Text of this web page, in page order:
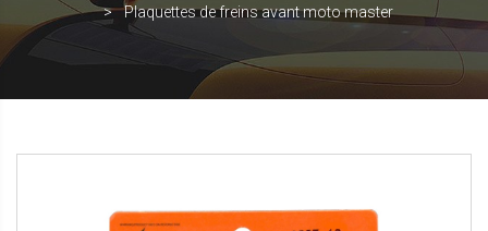
Plaquettes de freins avant moto master